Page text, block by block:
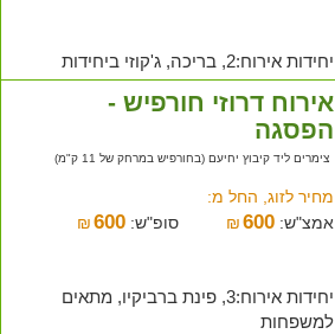
יחידות אירוח:2, בריכה, ג'קוזי ביחידות
אירוח דרוזי חורפיש -
הפסגה
צימרים ליד קיבוץ יחיעם (בחורפיש במרחק של 11 ק"מ)
מחיר לזוג, החל מ:
אמצ"ש:
₪600 סופ"ש: ₪ 600
יחידות אירוח:3, פינת ברביקיו, מתאים
למשפחות